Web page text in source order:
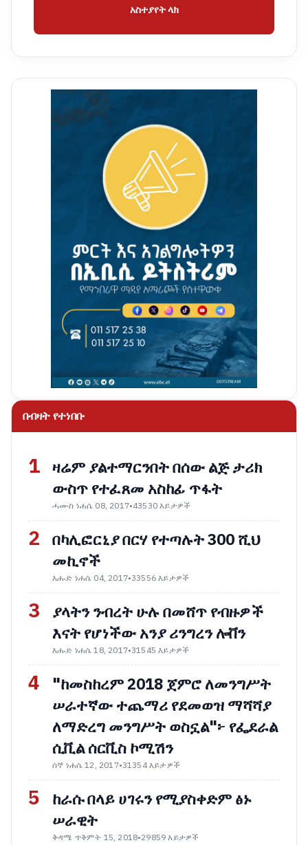
አስተያየት ላክ
በብዛት የተነበቡ
1 ዛሬም ያልተማርንበት በሰው ልጅ ታሪክ
ውስጥ የተፈጸመ አስከፊ ጥፋት
ሓሙስ ነሐሴ 08, 2017•43530 እይታዎች
2 በካሊፎርኒያ በርሃ የተጣሉት 300 ሺህ
መኪኖች
እሑድ ነሐሴ 04, 2017•33556 እይታዎች
3
ያላትን ንብረት ሁሉ በመሸጥ የብዙዎች
እናት የሆነችው አንያ ሪንግረን ሎቨን
እሑድ ነሐሴ 18, 2017•31545 እይታዎች
4
"ከመስከረም 2018 ጀምሮ ለመንግሥት
ሠራተኛው ተጨማሪ የደመወዝ ማሻሻያ
ለማድረግ መንግሥት ወስኗል"፦ የፌደራል
ሲቪል ሰርቪስ ኮሚሽን
ሰኞ ነሐሴ 12, 2017•31354 እይታዎች
5
ከራሱ በላይ ሀገሩን የሚያስቀድም ፅኑ
ሠራዊት
ቅዳሜ ጥቅምት 15, 2018•29859 እይታዎች